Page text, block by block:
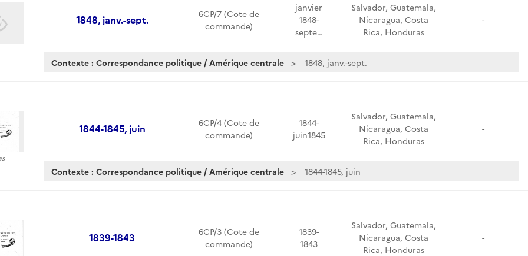
1848, janv.-sept.
6CP/7 (Cote de
commande)
janvier
1848-
septe…
Salvador, Guatemala,
Nicaragua, Costa
Rica, Honduras
-
Contexte : Correspondance politique / Amérique centrale 1848, janv.-sept.
1844-1845, juin
6CP/4 (Cote de
commande)
1844-
juin1845
Salvador, Guatemala,
Nicaragua, Costa
Rica, Honduras
-
Contexte : Correspondance politique / Amérique centrale 1844-1845, juin
1839-1843
6CP/3 (Cote de
commande)
1839-
1843
Salvador, Guatemala,
Nicaragua, Costa
Rica, Honduras
-